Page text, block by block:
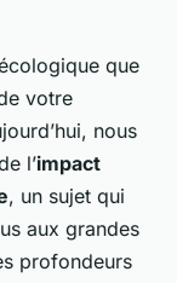
que
votre
nous
l’impact
, un sujet qui
aux grandes
profondeurs